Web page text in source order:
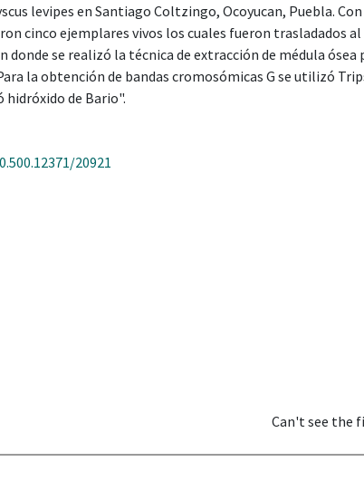
levipes en Santiago Coltzingo, Ocoyucan, Puebla.
cinco ejemplares vivos los cuales fueron trasladados
donde se realizó la técnica de extracción de médula ósea
la obtención de bandas cromosómicas G se utilizó
de Bario".
20921
Can't see the